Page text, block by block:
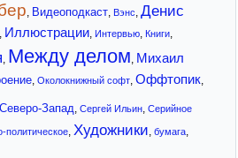
, Видеоподкаст, Вэнс, Денис
, Иллюстрации, Интервью, Книги,
, Между делом, Михаил
, Околокнижный софт, Оффтопик,
Северо-Запад, Сергей Ильин, Серийное
политическое, Художники, бумага,